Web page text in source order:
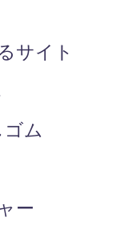
サイト
ム
ー